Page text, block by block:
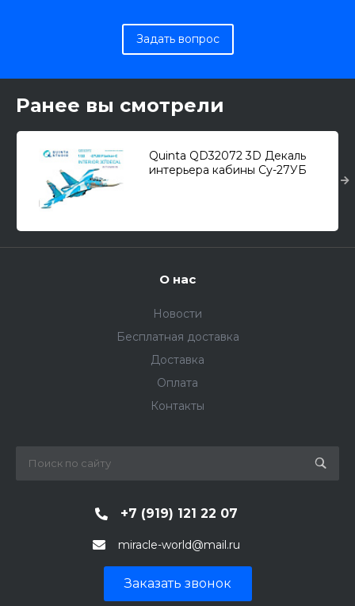
Задать вопрос
Ранее вы смотрели
Quinta QD32072 3D Декаль
интерьера кабины Су-27УБ
О нас
Новости
Бесплатная доставка
Доставка
Оплата
Контакты
+7 (919) 121 22 07
miracle-world@mail.ru
Заказать звонок